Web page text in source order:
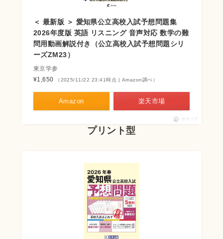
＜ 最新版 ＞ 愛知県公立高校入試予想問題集
2026年度版 英語 リスニング 音声対応 数学の難
問用動画解説付き（公立高校入試予想問題シリ
ーズZM23）
東京学参
¥1,650
（2025/11/22 23:41時点 | Amazon調べ）
Amazon 楽天市場
ポチップ
プリント型